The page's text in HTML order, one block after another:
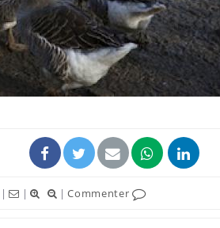
| | |Commenter
VIH : la fin du comprimé
tous les jours se profile-t-
elle enfin ?
Pourquoi votre ventre